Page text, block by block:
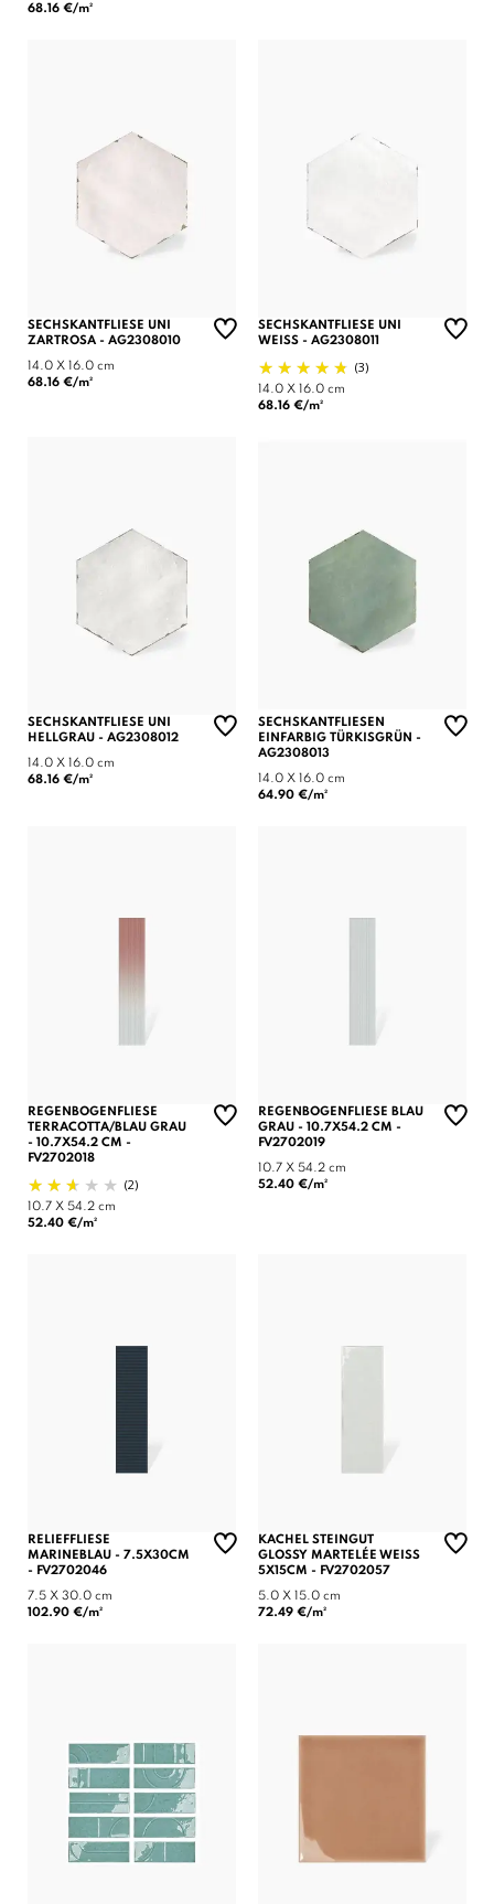
68.16 €/m²
SECHSKANTFLIESE UNI
ZARTROSA - AG2308010
14.0 X 16.0 cm
68.16 €/m²
SECHSKANTFLIESE UNI
WEISS - AG2308011
(3)
14.0 X 16.0 cm
68.16 €/m²
SECHSKANTFLIESE UNI
HELLGRAU - AG2308012
14.0 X 16.0 cm
68.16 €/m²
SECHSKANTFLIESEN
EINFARBIG TÜRKISGRÜN -
AG2308013
14.0 X 16.0 cm
64.90 €/m²
REGENBOGENFLIESE
TERRACOTTA/BLAU GRAU
- 10.7X54.2 CM -
FV2702018
(2)
10.7 X 54.2 cm
52.40 €/m²
REGENBOGENFLIESE BLAU
GRAU - 10.7X54.2 CM -
FV2702019
10.7 X 54.2 cm
52.40 €/m²
RELIEFFLIESE
MARINEBLAU - 7.5X30CM
- FV2702046
7.5 X 30.0 cm
102.90 €/m²
KACHEL STEINGUT
GLOSSY MARTELÉE WEISS 5
X15CM - FV2702057
5.0 X 15.0 cm
72.49 €/m²